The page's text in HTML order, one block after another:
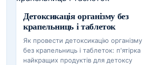
Детоксикація організму без
крапельниць і таблеток
Як провести детоксикацію організму
без крапельниць і таблеток: п'ятірка
найкращих продуктів для детоксу